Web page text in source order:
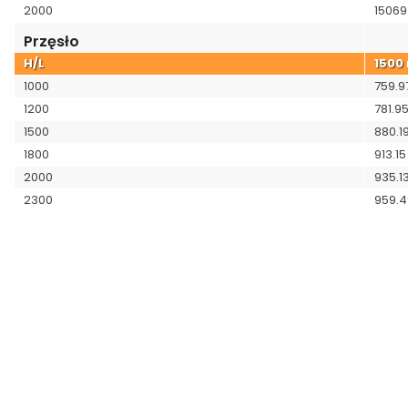
2000
Przęsło
H/L
1000
1200
781.95
1500
1800
913.15
2000
2300